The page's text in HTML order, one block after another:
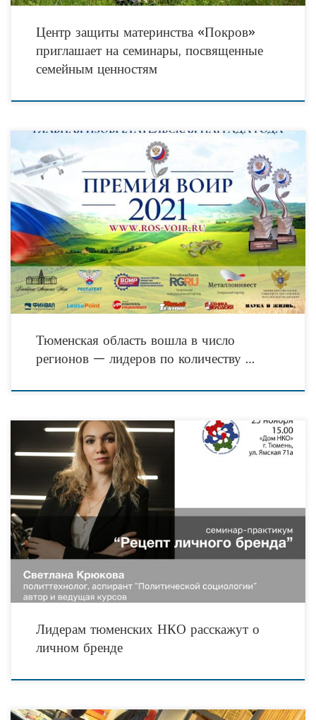
Центр защиты материнства «Покров»
приглашает на семинары, посвященные
семейным ценностям
Закончен прием заявок на главную изобретательскую премию страны – Премию
ВОИР. На отборочные этапы конкурса было подано 720 заявок в 28 регионах.
После экспертной оценки
Тюменская область вошла в число
регионов — лидеров по количеству …
В следующий четверг, 25 ноября 2021 года в Тюмени на базе городского
общественного центра «Дом НКО» пройдёт семинар-практикум «Рецепт
личного бренда». Организатором события выступает Альянс
Лидерам тюменских НКО расскажут о
личном бренде